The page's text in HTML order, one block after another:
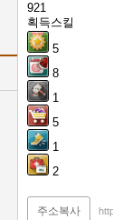
921
획득스킬
5
8
1
5
1
2
주소복사